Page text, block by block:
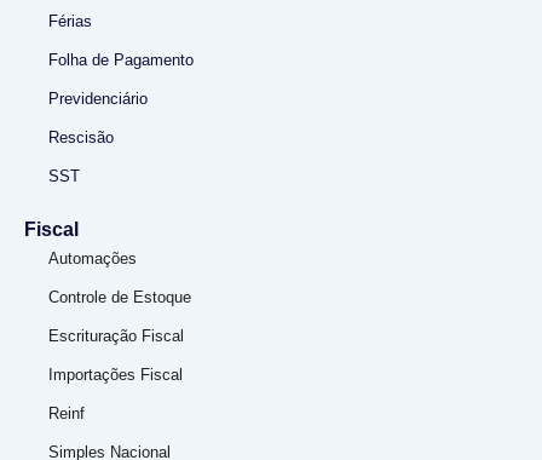
Férias
Folha de Pagamento
Previdenciário
Rescisão
SST
Fiscal
Automações
Controle de Estoque
Escrituração Fiscal
Importações Fiscal
Reinf
Simples Nacional